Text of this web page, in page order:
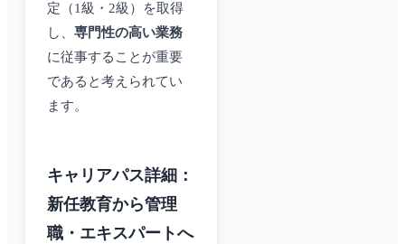
定（1級・2級）を取得
し、 専門性の高い業務
に従事することが重要
であると考えられてい
ます。
キャリアパス詳細：
新任教育から管理
職・エキスパートへ